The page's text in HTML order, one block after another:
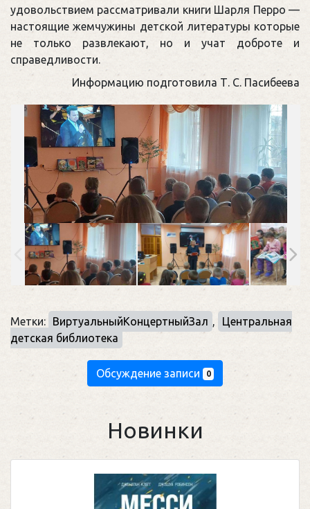
удовольствием рассматривали книги Шарля Перро —
настоящие жемчужины детской литературы которые
не только развлекают, но и учат доброте и
справедливости.
Информацию подготовила Т. С. Пасибеева
Метки: ВиртуальныйКонцертныйЗал ,
Центральная
детская библиотека
Обсуждение записи 0
Новинки